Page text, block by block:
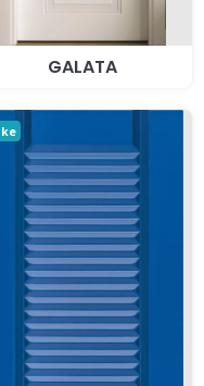
GALATA